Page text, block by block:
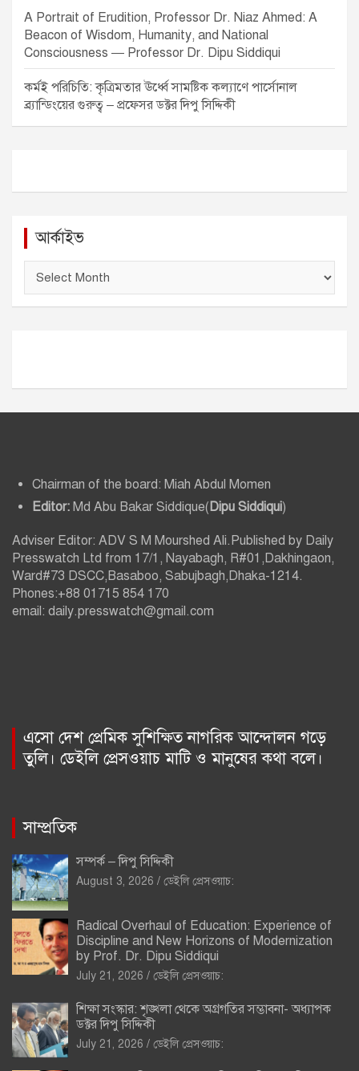
A Portrait of Erudition, Professor Dr. Niaz Ahmed: A
Beacon of Wisdom, Humanity, and National
Consciousness — Professor Dr. Dipu Siddiqui
কর্মই পরিচিতি: কৃত্রিমতার ঊর্ধ্বে সামষ্টিক কল্যাণে পার্সোনাল
ব্র্যান্ডিংয়ের গুরুত্ব – প্রফেসর ডক্টর দিপু সিদ্দিকী
আর্কাইভ
ই
Chairman of the board: Miah Abdul Momen
Editor: Md Abu Bakar Siddique(Dipu Siddiqui)
Adviser Editor: ADV S M Mourshed Ali.Published by Daily
Presswatch Ltd from 17/1, Nayabagh, R#01,Dakhingaon,
Ward#73 DSCC,Basaboo, Sabujbagh,Dhaka-1214.
Phones:+88 01715 854 170
email: daily.presswatch@gmail.com
এসো দেশ প্রেমিক সুশিক্ষিত নাগরিক আন্দোলন গড়ে
তুলি। ডেইলি প্রেসওয়াচ মাটি ও মানুষের কথা বলে।
সাম্প্রতিক
সম্পর্ক – দিপু সিদ্দিকী
August 3, 2026 ডেইলি প্রেসওয়াচ:
Radical Overhaul of Education: Experience of
Discipline and New Horizons of Modernization
by Prof. Dr. Dipu Siddiqui
July 21, 2026 ডেইলি প্রেসওয়াচ:
শিক্ষা সংস্কার: শৃঙ্খলা থেকে অগ্রগতির সম্ভাবনা- অধ্যাপক
ডক্টর দিপু সিদ্দিকী
July 21, 2026 ডেইলি প্রেসওয়াচ: